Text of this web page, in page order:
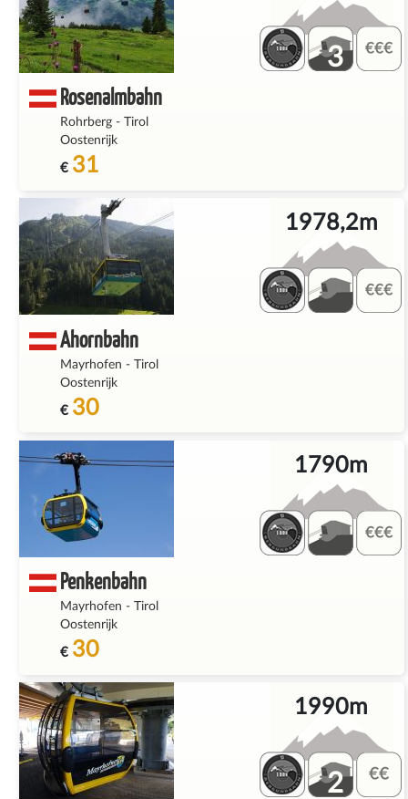
Rosenalmbahn
Rohrberg-
Tirol
Oostenrijk
€ 31
3
Ahornbahn
Mayrhofen - Tirol
Oostenrijk
€ 30
1978,2m
Penkenbahn
Mayrhofen -
Tirol
Oostenrijk
€ 30
1790m
1990m
2